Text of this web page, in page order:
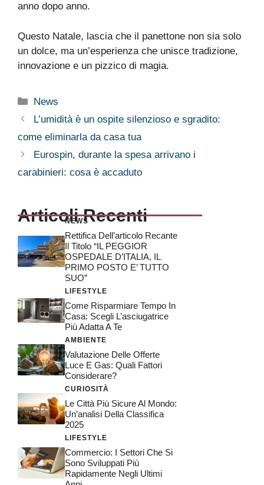
anno dopo anno.
Questo Natale, lascia che il panettone non sia solo
un dolce, ma un’esperienza che unisce tradizione,
innovazione e un pizzico di magia.
Categorie
News
L’umidità è un ospite silenzioso e sgradito:
come eliminarla da casa tua
Eurospin, durante la spesa arrivano i
carabinieri: cosa è accaduto
Articoli Recenti
NEWS
Rettifica Dell’articolo Recante
Il Titolo “IL PEGGIOR
OSPEDALE D’ITALIA, IL
PRIMO POSTO E’ TUTTO
SUO”
LIFESTYLE
Come Risparmiare Tempo In
Casa: Scegli L’asciugatrice
Più Adatta A Te
AMBIENTE
Valutazione Delle Offerte
Luce E Gas: Quali Fattori
Considerare?
CURIOSITÀ
Le Città Più Sicure Al Mondo:
Un’analisi Della Classifica
2025
LIFESTYLE
Commercio: I Settori Che Si
Sono Sviluppati Più
Rapidamente Negli Ultimi